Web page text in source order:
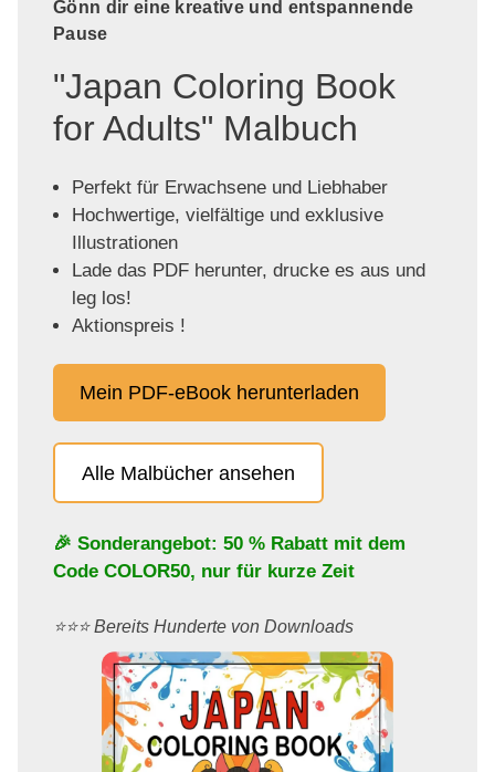
Gönn dir eine kreative und entspannende
Pause
"Japan Coloring Book
for Adults" Malbuch
Perfekt für Erwachsene und Liebhaber
Hochwertige, vielfältige und exklusive
Illustrationen
Lade das PDF herunter, drucke es aus und
leg los!
Aktionspreis !
Mein PDF-eBook herunterladen
Alle Malbücher ansehen
🎉 Sonderangebot: 50 % Rabatt mit dem
Code COLOR50, nur für kurze Zeit
⭐️⭐️⭐️ Bereits Hunderte von Downloads